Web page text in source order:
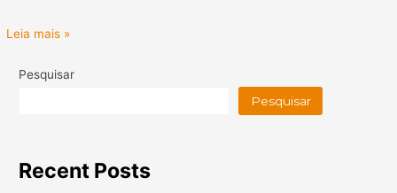
Leia mais »
Pesquisar
Pesquisar
Recent Posts